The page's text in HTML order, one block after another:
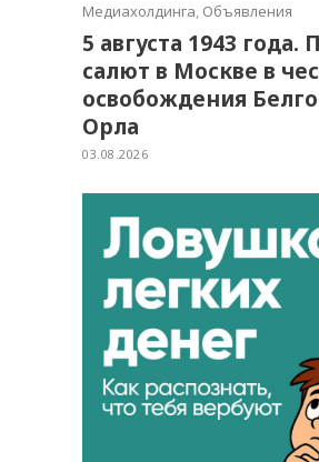
Медиахолдинга, Объявления
5 августа 1943 года.
салют в Москве в
освобождения
Орла
03.08.2026